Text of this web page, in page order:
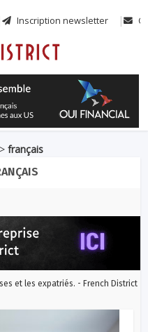
Inscription newsletter
>français
et les expatriés. - French District